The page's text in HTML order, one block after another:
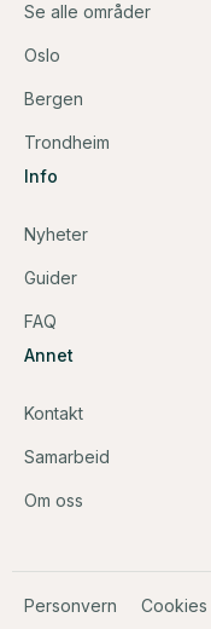
Se alle områder
Oslo
Bergen
Trondheim
Info
Nyheter
Guider
FAQ
Annet
Kontakt
Samarbeid
Om oss
Personvern Cookies